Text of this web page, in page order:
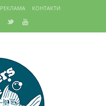
РЕКЛАМА КОНТАКТИ